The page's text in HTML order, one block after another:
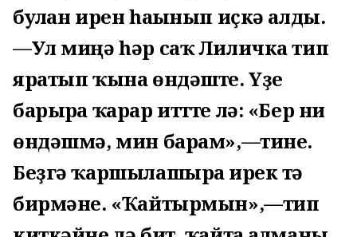
булған ирен һағынып иҫкә алды.
—Ул миңә һәр саҡ Лиличка тип
яратып ҡына өндәште. Үҙе
барырға ҡарар иттте лә: «Бер ни
өндәшмә, мин барам»,—тине.
Беҙгә ҡаршылашырға ирек тә
бирмәне. «Ҡайтырмын»,—тип